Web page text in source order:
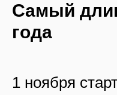
Самый
года
1 ноября